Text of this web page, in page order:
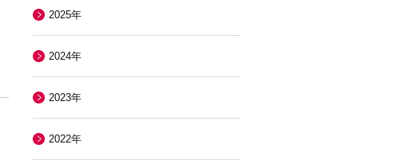
2025年
2024年
2023年
2022年